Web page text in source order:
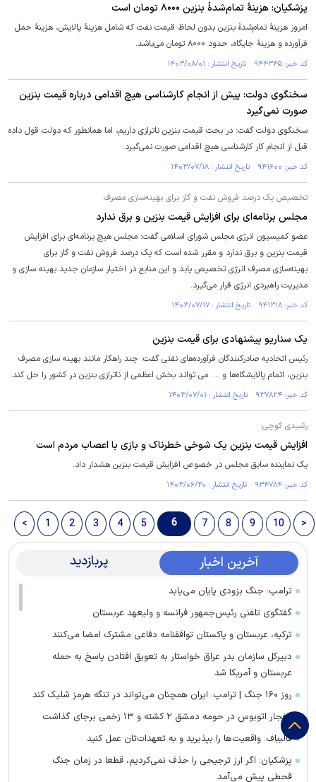
پزشکیان: هزینۀ تمام‌شدۀ بنزین ۸۰۰۰ تومان است
امروز هزینۀ تمام‌شدۀ بنزین بدون لحاظ قیمت نفت که شامل هزینۀ پالایش، هزینۀ حمل
فرآورده و هزینۀ جایگاه، حدود ۸۰۰۰ تومان می‌باشد.
کد خبر: ۹۴۴۳۴۵ تاریخ انتشار : ۱۴۰۳/۰۸/۰۱
سخنگوی دولت: پیش از انجام کارشناسی هیچ اقدامی درباره قیمت بنزین
صورت نمی‌گیرد
سخنگوی دولت گفت: در بحث قیمت بنزین ناترازی داریم، اما همانطور که دولت قول داده
قبل از انجام کار کارشناسی هیچ اقدامی صورت نمی‌گیرد.
کد خبر: ۹۴۱۶۰۰ تاریخ انتشار : ۱۴۰۳/۰۷/۱۸
تخصیص یک درصد فروش نفت و گاز برای بهینه‌سازی مصرف
مجلس برنامه‌ای برای افزایش قیمت بنزین و برق ندارد
عضو کمیسیون انرژی مجلس شورای اسلامی گفت: مجلس هیچ برنامه‌ای برای افزایش
قیمت بنزین و برق ندارد و مقرر شده است که یک درصد فروش نفت و گاز برای
بهینه‌سازی مصرف انرژی تخصیص یابد و این منابع در اختیار سازمان جدید بهینه سازی و
مدیریت راهبردی انرژی قرار می‌گیرد.
کد خبر: ۹۴۱۳۱۸ تاریخ انتشار : ۱۴۰۳/۰۷/۱۷
یک سناریو پیشنهادی برای قیمت بنزین
رئیس اتحادیه صادرکنندگان فرآورده‌های نفتی گفت: چند راهکار مانند بهینه سازی مصرف
بنزین، اتمام پالایشگاه‌ها و .... می تواند بخش اعظمی از ناترازی بنزین در کشور را حل کند.
کد خبر: ۹۳۷۸۲۴ تاریخ انتشار : ۱۴۰۳/۰۷/۰۱
رشیدی کوچی:
افزایش قیمت بنزین یک شوخی خطرناک و بازی با اعصاب مردم است
یک نماینده سابق مجلس در خصوص افزایش قیمت بنزین هشدار داد.
کد خبر: ۹۳۴۷۸۴ تاریخ انتشار : ۱۴۰۳/۰۶/۲۰
< 1 2 3 4 5 6 7 8 9 10 >
آخرین اخبار پربازدید
ترامپ: جنگ بزودی پایان می‌یابد
گفتگوی تلفنی رئیس‌جمهور فرانسه و ولیعهد عربستان
ترکیه، عربستان و پاکستان توافقنامه دفاعی مشترک امضا می‌کنند
دبیرکل سازمان بدر عراق خواستار به تعویق افتادن پاسخ به حمله
عربستان و آمریکا شد
روز ۱۶۰ جنگ | ترامپ: ایران همچنان می‌تواند در تنگه هرمز شلیک کند
انفجار اتوبوس در حومه دمشق ۲ کشته و ۱۳ زخمی برجای گذاشت
قالیباف: واقعیت‌ها را بپذیرید و به تعهدات‌تان عمل کنید
پزشکیان: اگر ارز ترجیحی را حذف نمی‌کردیم، قطعا در زمان جنگ
قحطی پیش می‌آمد